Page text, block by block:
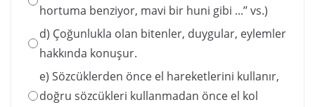
hortuma benziyor, mavi bir huni gibi ...’’ vs.)
d) Çoğunlukla olan bitenler, duygular, eylemler
hakkında konuşur.
e) Sözcüklerden önce el hareketlerini kullanır,
doğru sözcükleri kullanmadan önce el kol